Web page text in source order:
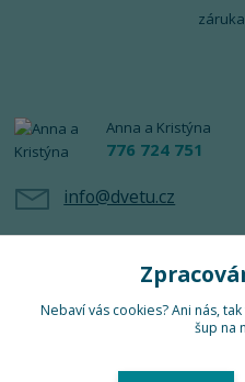
Anna a Kristýna
776 724 751
info@dvetu.cz
Nebaví vás cookies? Ani nás,
šup na